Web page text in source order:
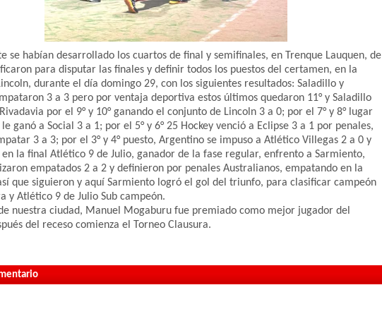
se habían desarrollado los cuartos de final y semifinales, en Trenque Lauquen, de
para disputar las finales y definir todos los puestos del certamen, en la
durante el día domingo 29, con los siguientes resultados: Saladillo y
3 a 3 pero por ventaja deportiva estos últimos quedaron 11° y Saladillo
por el 9° y 10° ganando el conjunto de Lincoln 3 a 0; por el 7° y 8° lugar
ganó a Social 3 a 1; por el 5° y 6° 25 Hockey venció a Eclipse 3 a 1 por penales,
3 a 3; por el 3° y 4° puesto, Argentino se impuso a Atlético Villegas 2 a 0 y
la final Atlético 9 de Julio, ganador de la fase regular, enfrento a Sarmiento,
empatados 2 a 2 y definieron por penales Australianos, empatando en la
que siguieron y aquí Sarmiento logró el gol del triunfo, para clasificar campeón
y Atlético 9 de Julio Sub campeón.
nuestra ciudad, Manuel Mogaburu fue premiado como mejor jugador del
del receso comienza el Torneo Clausura.